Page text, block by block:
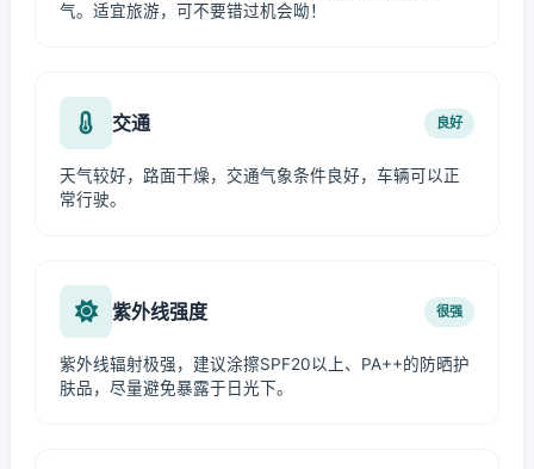
气。适宜旅游，可不要错过机会呦！
交通 良好
天气较好，路面干燥，交通气象条件良好，车辆可以正
常行驶。
紫外线强度 很强
紫外线辐射极强，建议涂擦SPF20以上、PA++的防晒护
肤品，尽量避免暴露于日光下。